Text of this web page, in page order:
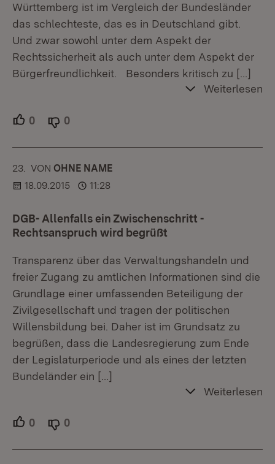
Württemberg ist im Vergleich der Bundesländer
das schlechteste, das es in Deutschland gibt.
Und zwar sowohl unter dem Aspekt der
Rechtssicherheit als auch unter dem Aspekt der
Bürgerfreundlichkeit. Besonders kritisch zu […]
Weiterlesen
0 Unterstützer.
0
23. KOMMENTAR
VON :OHNE NAME
18.09.2015
11:28
DGB- Allenfalls ein Zwischenschritt -
Rechtsanspruch wird begrüßt
Transparenz über das Verwaltungshandeln und
freier Zugang zu amtlichen Informationen sind die
Grundlage einer umfassenden Beteiligung der
Zivilgesellschaft und tragen der politischen
Willensbildung bei. Daher ist im Grundsatz zu
begrüßen, dass die Landesregierung zum Ende
der Legislaturperiode und als eines der letzten
Bundeländer ein […]
Weiterlesen
0 Unterstützer.
0